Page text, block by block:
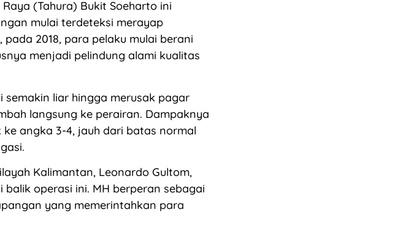
(Tahura) Bukit Soeharto ini
mulai terdeteksi merayap
2018, para pelaku mulai berani
menjadi pelindung alami kualitas
liar hingga merusak pagar
langsung ke perairan. Dampaknya
angka 3-4, jauh dari batas normal
Kalimantan, Leonardo Gultom,
operasi ini. MH berperan sebagai
yang memerintahkan para